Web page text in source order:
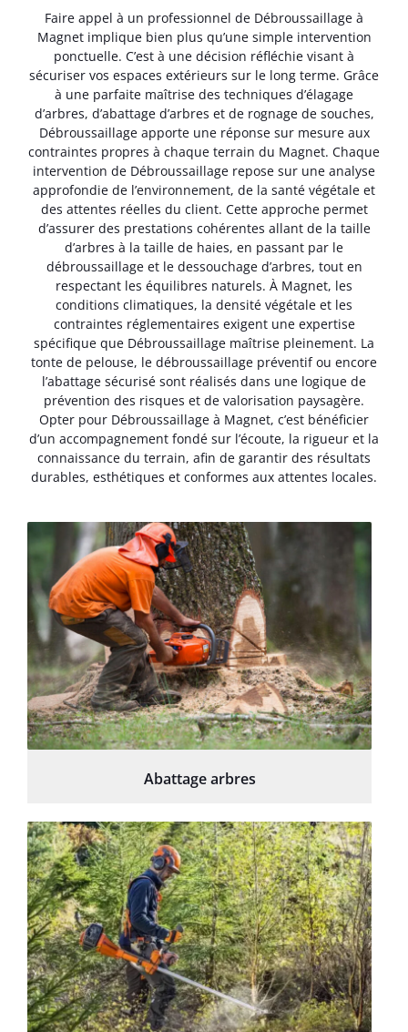
Faire appel à un professionnel de Débroussaillage à
Magnet implique bien plus qu’une simple intervention
ponctuelle. C’est à une décision réfléchie visant à
sécuriser vos espaces extérieurs sur le long terme. Grâce
à une parfaite maîtrise des techniques d’élagage
d’arbres, d’abattage d’arbres et de rognage de souches,
Débroussaillage apporte une réponse sur mesure aux
contraintes propres à chaque terrain du Magnet. Chaque
intervention de Débroussaillage repose sur une analyse
approfondie de l’environnement, de la santé végétale et
des attentes réelles du client. Cette approche permet
d’assurer des prestations cohérentes allant de la taille
d’arbres à la taille de haies, en passant par le
débroussaillage et le dessouchage d’arbres, tout en
respectant les équilibres naturels. À Magnet, les
conditions climatiques, la densité végétale et les
contraintes réglementaires exigent une expertise
spécifique que Débroussaillage maîtrise pleinement. La
tonte de pelouse, le débroussaillage préventif ou encore
l’abattage sécurisé sont réalisés dans une logique de
prévention des risques et de valorisation paysagère.
Opter pour Débroussaillage à Magnet, c’est bénéficier
d’un accompagnement fondé sur l’écoute, la rigueur et la
connaissance du terrain, afin de garantir des résultats
durables, esthétiques et conformes aux attentes locales.
Abattage arbres